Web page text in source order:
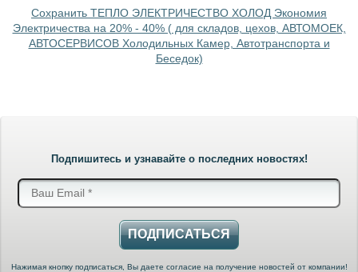
Сохранить ТЕПЛО ЭЛЕКТРИЧЕСТВО ХОЛОД Экономия
Электричества на 20% - 40% ( для складов, цехов, АВТОМОЕК,
АВТОСЕРВИСОВ Холодильных Камер, Автотранспорта и
Беседок)
Подпишитесь и узнавайте о последних новостях!
ПОДПИСАТЬСЯ
Нажимая кнопку подписаться, Вы даете согласие на получение новостей от компании!